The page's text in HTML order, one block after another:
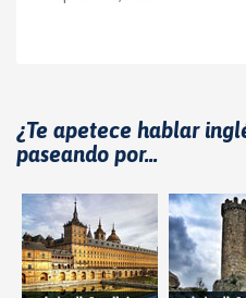
¿Te apetece hablar
paseando por...